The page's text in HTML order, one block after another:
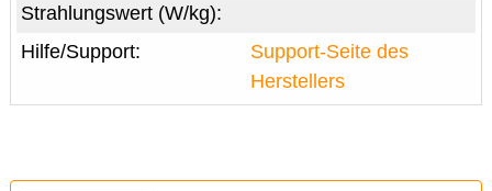
Strahlungswert (W/kg):
Support-Seite des
Herstellers
Hilfe/Support: